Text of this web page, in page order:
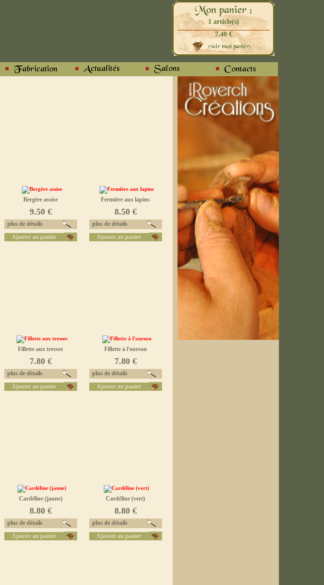
Bergère assise
9.50 €
plus de détails
Ajouter au panier
Fermière aux lapins
8.50 €
plus de détails
Ajouter au panier
Fillette aux tresses
7.80 €
plus de détails
Ajouter au panier
Fillette à l'ourson
7.80 €
plus de détails
Ajouter au panier
Cardéline (jaune)
8.80 €
plus de détails
Ajouter au panier
Cardéline (vert)
8.80 €
plus de détails
Ajouter au panier
1 article(s)
7.40 €